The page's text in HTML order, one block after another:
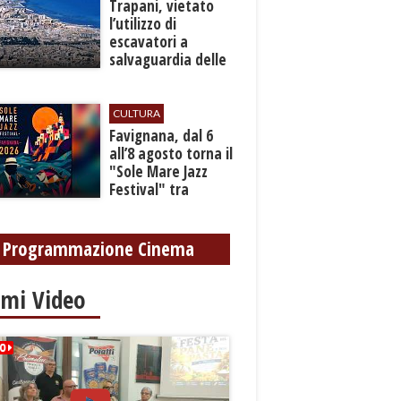
​Trapani, vietato
l’utilizzo di
escavatori a
salvaguardia delle
CULTURA
Favignana, dal 6
all’8 agosto torna il
"Sole Mare Jazz
Festival" tra
Programmazione Cinema
Video